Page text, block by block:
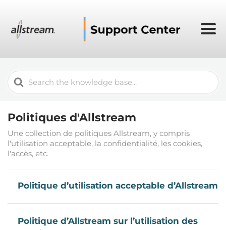
Search
For
Politiques d'Allstream
Une collection de politiques Allstream, y compris
l'utilisation acceptable, la confidentialité, les cookies,
l'accès, etc.
Politique d’utilisation acceptable d’Allstream
Politique d’Allstream sur l’utilisation des